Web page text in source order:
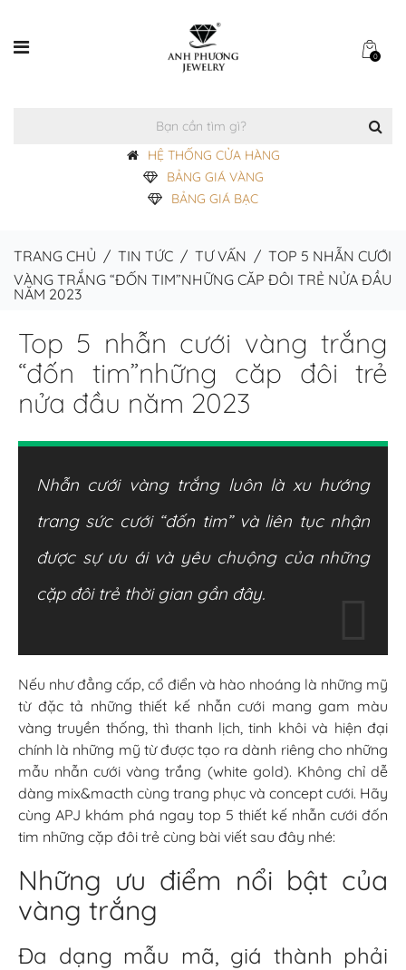
0
HỆ THỐNG CỬA HÀNG
BẢNG GIÁ VÀNG
BẢNG GIÁ BẠC
TRANG CHỦ / TIN TỨC / TƯ VẤN / TOP 5 NHẪN CƯỚI
VÀNG TRẮNG “ĐỐN TIM”NHỮNG CĂP ĐÔI TRẺ NỬA ĐẦU
NĂM 2023
Top 5 nhẫn cưới vàng trắng
“đốn tim”những căp đôi trẻ
nửa đầu năm 2023
Nhẫn cưới vàng trắng luôn là xu hướng
trang sức cưới “đốn tim” và liên tục nhận
được sự ưu ái và yêu chuộng của những
cặp đôi trẻ thời gian gần đây.
Nếu như đẳng cấp, cổ điển và hào nhoáng là những mỹ
từ đặc tả những thiết kế nhẫn cưới mang gam màu
vàng truyền thống, thì thanh lịch, tinh khôi và hiện đại
chính là những mỹ từ được tạo ra dành riêng cho những
mẫu nhẫn cưới vàng trắng (white gold). Không chỉ dễ
dàng mix&macth cùng trang phục và concept cưới. Hãy
cùng APJ khám phá ngay top 5 thiết kế nhẫn cưới đốn
tim những cặp đôi trẻ cùng bài viết sau đây nhé:
Những ưu điểm nổi bật của
vàng trắng
Đa dạng mẫu mã, giá thành phải